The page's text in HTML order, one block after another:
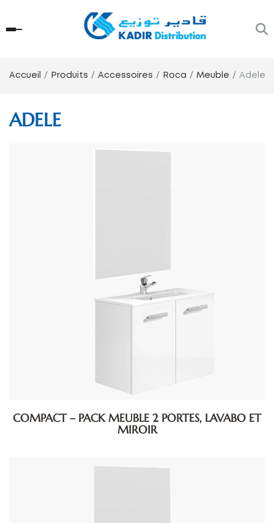
Accueil Produits Accessoires Roca Meuble Adele
ADELE
COMPACT – PACK MEUBLE 2 PORTES, LAVABO ET
MIROIR